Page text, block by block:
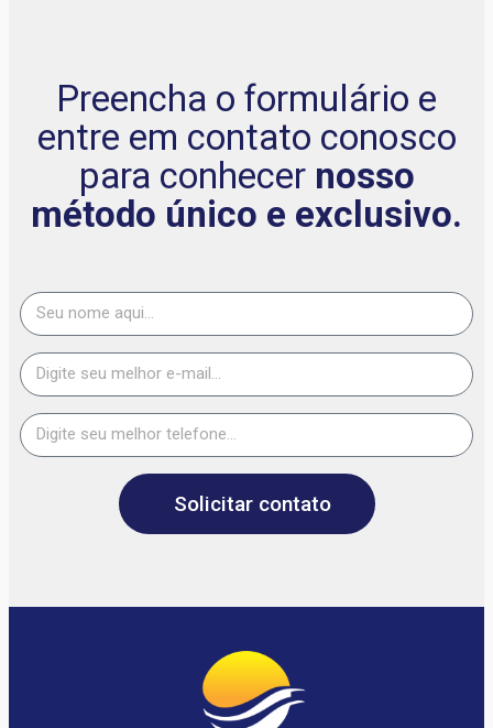
Preencha o formulário e
entre em contato conosco
para conhecer nosso
método único e exclusivo.
Solicitar contato